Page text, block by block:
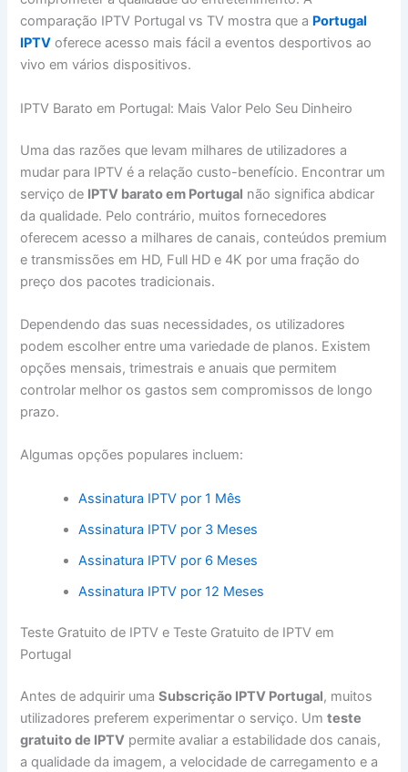
comparação IPTV Portugal vs TV mostra que a Portugal
IPTV oferece acesso mais fácil a eventos desportivos ao
vivo em vários dispositivos.
IPTV Barato em Portugal: Mais Valor Pelo Seu Dinheiro
Uma das razões que levam milhares de utilizadores a
mudar para IPTV é a relação custo-benefício. Encontrar um
serviço de IPTV barato em Portugal não significa abdicar
da qualidade. Pelo contrário, muitos fornecedores
oferecem acesso a milhares de canais, conteúdos premium
e transmissões em HD, Full HD e 4K por uma fração do
preço dos pacotes tradicionais.
Dependendo das suas necessidades, os utilizadores
podem escolher entre uma variedade de planos. Existem
opções mensais, trimestrais e anuais que permitem
controlar melhor os gastos sem compromissos de longo
prazo.
Algumas opções populares incluem:
Assinatura IPTV por 1 Mês
Assinatura IPTV por 3 Meses
Assinatura IPTV por 6 Meses
Assinatura IPTV por 12 Meses
Teste Gratuito de IPTV e Teste Gratuito de IPTV em
Portugal
Antes de adquirir umaSubscrição IPTV Portugal, muitos
utilizadores preferem experimentar o serviço. Umteste
gratuito de IPTV permite avaliar a estabilidade dos canais,
a qualidade da imagem, a velocidade de carregamento e a